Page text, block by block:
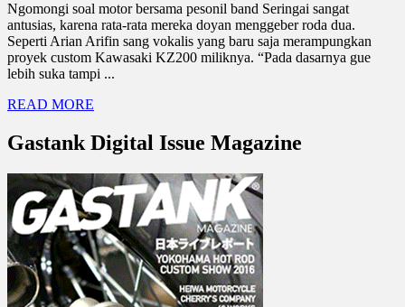
Ngomongi soal motor bersama pesonil band Seringai sangat
antusias, karena rata-rata mereka doyan menggeber roda dua.
Seperti Arian Arifin sang vokalis yang baru saja merampungkan
proyek custom Kawasaki KZ200 miliknya. “Pada dasarnya gue
lebih suka tampi ...
READ MORE
Gastank Digital Issue Magazine